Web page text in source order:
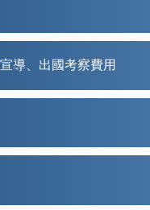
導、出國考察費用